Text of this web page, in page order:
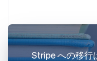
Stripe への移行